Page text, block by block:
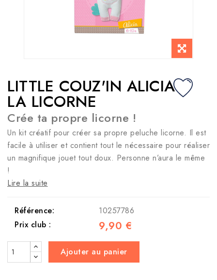
LITTLE COUZ'IN ALICIA
LA LICORNE
Crée ta propre licorne !
Un kit créatif pour créer sa propre peluche licorne. Il est
facile à utiliser et contient tout le nécessaire pour réaliser
un magnifique jouet tout doux. Personne n’aura le même
!
Lire la suite
Référence:
10257786
Prix club :
9,90 €
Ajouter au panier